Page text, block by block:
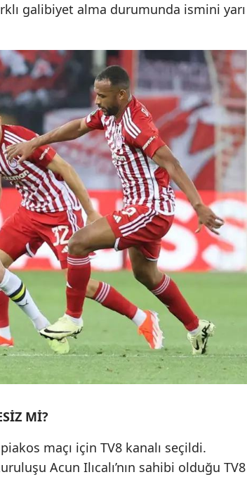
galibiyet alma durumunda ismini yarı
Mİ?
maçı için TV8 kanalı seçildi.
Acun Ilıcalı’nın sahibi olduğu TV8